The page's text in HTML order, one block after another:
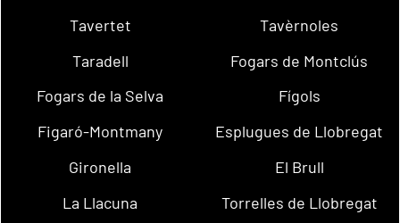
Tavertet
Tavèrnoles
Taradell
Fogars de Montclús
Fogars de la Selva
Fígols
Figaró-Montmany
Esplugues de Llobregat
Gironella
El Brull
La Llacuna
Torrelles de Llobregat